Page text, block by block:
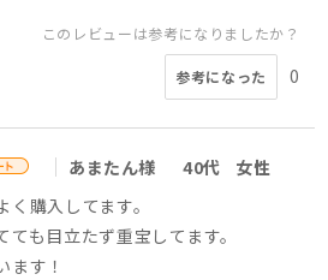
このレビューは参考になりましたか？
参考になった 0
あまたん様 40代
女性
購入してます。
も目立たず重宝してます。
ます！